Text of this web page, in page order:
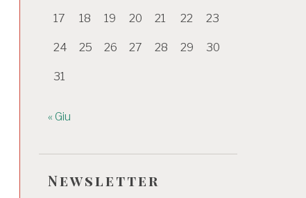
17 18 19 20 21 22 23
24 25 26 27 28 29 30
31
« Giu
Newsletter